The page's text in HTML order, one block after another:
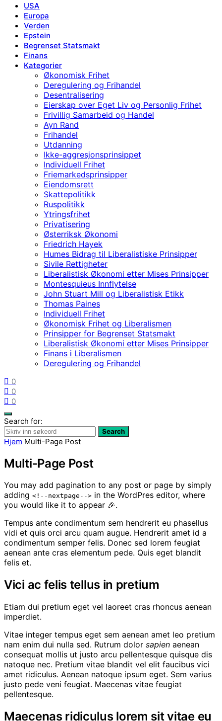
USA
Europa
Verden
Epstein
Begrenset Statsmakt
Finans
Kategorier
Økonomisk Frihet
Deregulering og Frihandel
Desentralisering
Eierskap over Eget Liv og Personlig Frihet
Frivillig Samarbeid og Handel
Ayn Rand
Frihandel
Utdanning
Ikke-aggresjonsprinsippet
Individuell Frihet
Friemarkedsprinsipper
Eiendomsrett
Skattepolitikk
Ruspolitikk
Ytringsfrihet
Privatisering
Østerriksk Økonomi
Friedrich Hayek
Humes Bidrag til Liberalistiske Prinsipper
Sivile Rettigheter
Liberalistisk Økonomi etter Mises Prinsipper
Montesquieus Innflytelse
John Stuart Mill og Liberalistisk Etikk
Thomas Paines
Individuell Frihet
Økonomisk Frihet og Liberalismen
Prinsipper for Begrenset Statsmakt
Liberalistisk Økonomi etter Mises Prinsipper
Finans i Liberalismen
Deregulering og Frihandel
0
0
0
Search for:
Search
Hjem Multi-Page Post
Multi-Page Post
You may add pagination to any post or page by simply
adding <!--nextpage--> in the WordPres editor, where
you would like it to appear 🎉.
Tempus ante condimentum sem hendrerit eu phasellus
vidi et quis orci arcu quam augue. Hendrerit amet id a
condimentum semper felis. Donec sed lorem feugiat
aenean ante cras elementum pede. Quis eget blandit
felis et.
Vici ac felis tellus in pretium
Etiam dui pretium eget vel laoreet cras rhoncus aenean
imperdiet.
Vitae integer tempus eget sem aenean amet leo pretium
nam enim dui nulla sed. Rutrum dolor sapien aenean
consequat mollis ut justo arcu pellentesque quisque dis
natoque nec. Pretium vitae blandit vel elit faucibus vici
amet ridiculus. Aenean natoque ipsum eget. Sem varius
justo pede veni feugiat. Maecenas vitae feugiat
pellentesque.
Maecenas ridiculus lorem sit vitae eu